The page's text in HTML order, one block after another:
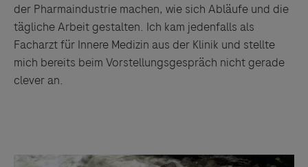
der Pharmaindustrie machen, wie sich Abläufe und die
tägliche Arbeit gestalten. Ich kam jedenfalls als
Facharzt für Innere Medizin aus der Klinik und stellte
mich bereits beim Vorstellungsgespräch nicht gerade
clever an.